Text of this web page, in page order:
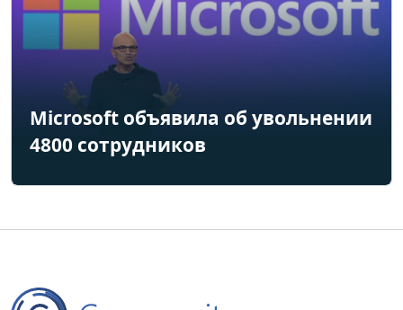
Microsoft объявила об увольнении
4800 сотрудников